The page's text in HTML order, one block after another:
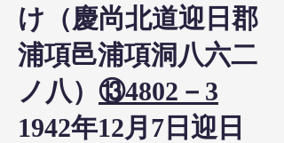
け（慶尚北道迎日郡
浦項邑浦項洞八六二
ノ八） ⑬4802－3
1942年12月7日迎日